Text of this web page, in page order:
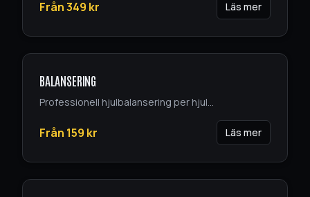
Från349 kr Läs mer
BALANSERING
Professionell hjulbalansering per hjul...
Från 159 kr Läs mer